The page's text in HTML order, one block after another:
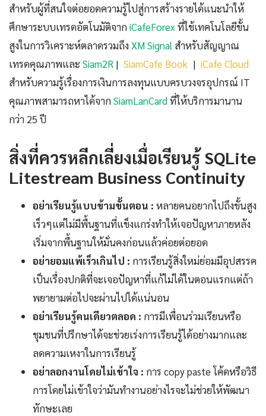
สำหรับผู้ที่สนใจต่อยอดความรู้ไปสู่การสร้างรายได้แนะนำให้
ศึกษาระบบเทรดอัตโนมัติจากiCafeForex ที่ใช้เทคโนโลยีขั้น
สูงในการวิเคราะห์ตลาดรวมถึง XM Signal สำหรับสัญญาณ
เทรดคุณภาพและ Siam2R | SiamCafe Book | iCafe Cloud
สำหรับความรู้เรื่องการเงินการลงทุนแบบครบวงจรอุปกรณ์ IT
คุณภาพสามารถหาได้จากSiamLanCardที่ให้บริการมานาน
กว่า 25 ปี
สิ่งที่ควรหลีกเลี่ยงเมื่อเรียนรู้ SQLite
Litestream Business Continuity
อย่าเรียนรู้แบบข้ามขั้นตอน : หลายคนอยากไปถึงขั้นสูง
เร็วๆแต่ไม่มีพื้นฐานที่แข็งแกร่งทำให้เจอปัญหาภายหลัง
เริ่มจากพื้นฐานให้มั่นคงก่อนแล้วค่อยต่อยอด
อย่ายอมแพ้เร็วเกินไป : การเรียนรู้สิ่งใหม่ย่อมมีอุปสรรค
เป็นเรื่องปกติที่จะเจอปัญหาที่แก้ไม่ได้ในตอนแรกแต่ถ้า
พยายามต่อไปจะผ่านไปได้แน่นอน
อย่าเรียนรู้คนเดียวตลอด : การมีเพื่อนร่วมเรียนหรือ
ชุมชนที่ปรึกษาได้จะช่วยเร่งการเรียนรู้ได้อย่างมากและ
ลดความเหงาในการเรียนรู้
อย่าลอกงานโดยไม่เข้าใจ : การ copy paste โค้ดหรือวิธี
การโดยไม่เข้าใจว่ามันทำงานอย่างไรจะไม่ช่วยให้พัฒนา
ทักษะเลย